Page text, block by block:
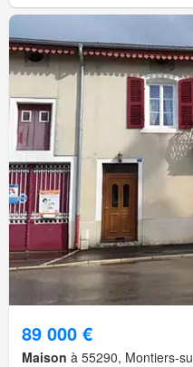
89 000 €
Maison à 55290, Montiers-